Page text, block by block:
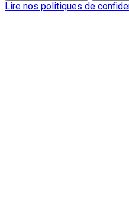
Lire nos politiques de